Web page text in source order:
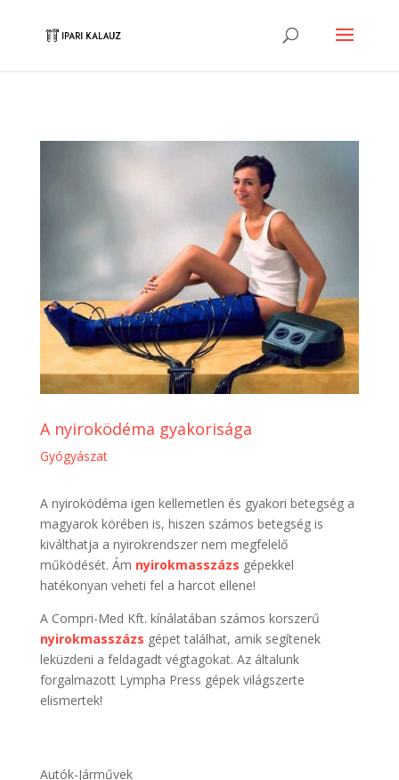
A nyiroködéma gyakorisága
Gyógyászat
A nyiroködéma igen kellemetlen és gyakori betegség a
magyarok körében is, hiszen számos betegség is
kiválthatja a nyirokrendszer nem megfelelő
működését. Ám nyirokmasszázs gépekkel
hatékonyan veheti fel a harcot ellene!
A Compri-Med Kft. kínálatában számos korszerű
nyirokmasszázs gépet találhat, amik segítenek
leküzdeni a feldagadt végtagokat. Az általunk
forgalmazott Lympha Press gépek világszerte
elismertek!
Autók-Járművek